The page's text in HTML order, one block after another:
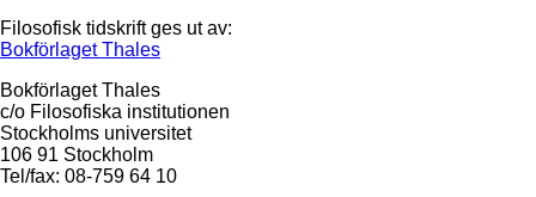
Filosofisk tidskrift ges ut av:
Bokförlaget Thales
Bokförlaget Thales
c/o Filosofiska institutionen
Stockholms universitet
106 91 Stockholm
Tel/fax: 08-759 64 10